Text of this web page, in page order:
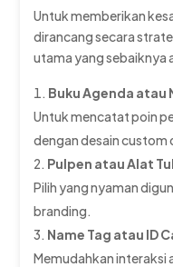
Untuk memberikan
dirancang secara
utama yang sebaiknya
Buku Agenda
Untuk mencatat poin
dengan desain custom
Pulpen atau Alat
Pilih yang nyaman
branding.
Name Tag atau ID
Memudahkan interaksi